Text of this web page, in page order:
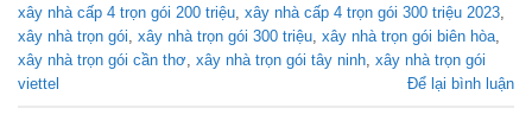
xây nhà cấp 4 trọn gói 200 triệu, xây nhà cấp 4 trọn gói 300 triệu 2023,
xây nhà trọn gói, xây nhà trọn gói 300 triệu, xây nhà trọn gói biên hòa,
xây nhà trọn gói cần thơ, xây nhà trọn gói tây ninh, xây nhà trọn gói
viettel
Để lại bình luận